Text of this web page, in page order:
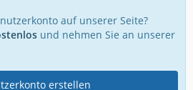
auf unserer Seite?
und nehmen Sie an unserer
erstellen